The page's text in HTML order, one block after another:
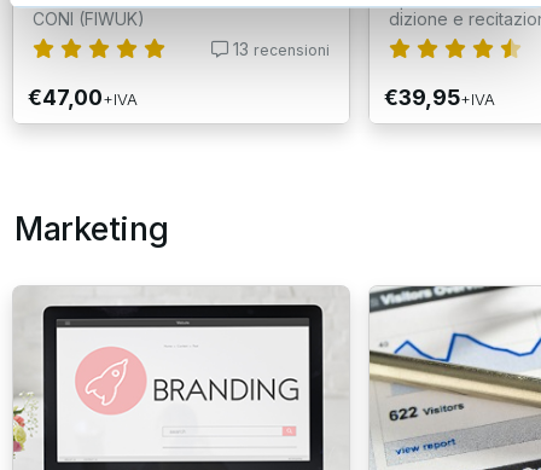
CONI (FIWUK)
13 recensioni
€47,00+IVA
dizione e
€39,95+IVA
Marketing